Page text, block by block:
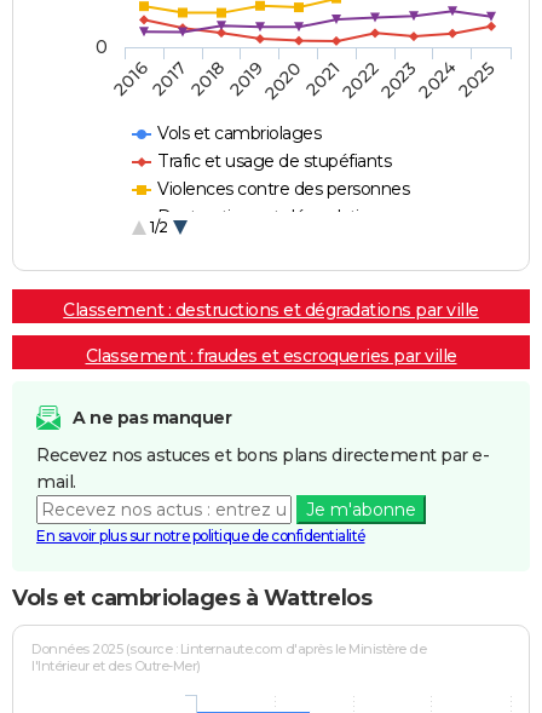
Vols et cambriolages
Trafic et usage de stupéfiants
Violences contre des personnes
Destructions et dégradations
1/2
2016201720182019202020212022202320242025
0
Classement : destructions et dégradations par ville
Classement : fraudes et escroqueries par ville
A ne pas manquer
Recevez nos astuces et bons plans directement par e-
mail.
Je m'abonne
En savoir plus sur notre politique de confidentialité
Vols et cambriolages à Wattrelos
Données 2025 (source : Linternaute.com d'après le Ministère de
l'Intérieur et des Outre-Mer)